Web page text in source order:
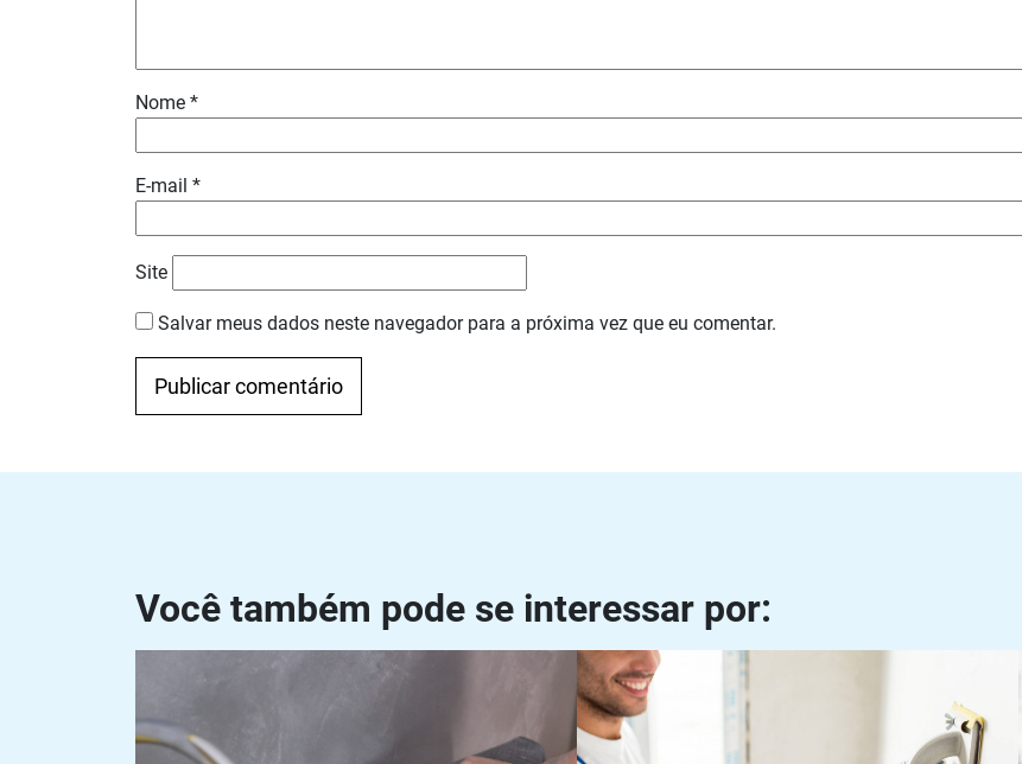
Nome *
E-mail *
Site
Salvar meus dados neste navegador para a próxima vez que eu comentar.
Você também pode se interessar por:
Disco para lixar concreto: como escolher e utilizar
Preparando superfícies para revestimento: dicas e
truques